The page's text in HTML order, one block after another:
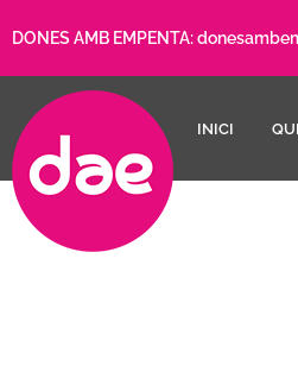
DONES AMB EMPENTA:
INICI